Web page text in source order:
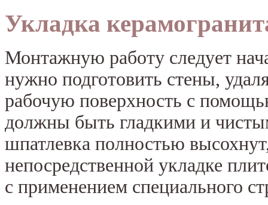
Укладка
Монтажную работу следует
нужно подготовить стены,
рабочую поверхность с
должны быть гладкими и
шпатлевка полностью
непосредственной укладке
с применением специального